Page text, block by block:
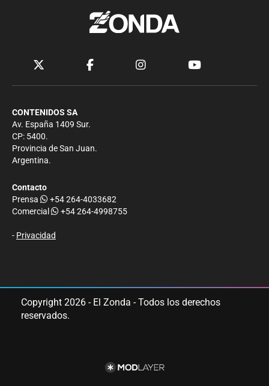
CONTENIDOS SA
Av. España 1409 Sur.
CP: 5400.
Provincia de San Juan.
Argentina.
Contacto
Prensa
+54 264-4033682
Comercial
+54 264-4998755
- Privacidad
Copyright 2026 - El Zonda - Todos los derechos
reservados.